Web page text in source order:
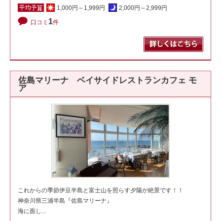
1,000円～1,999円
2,000円～2,999円
口コミ 1件
佐島マリーナ ベイサイドレストランカフェ モ
ア
これからの季節伊豆半島と富士山を照らす夕陽が絶景です！！
神奈川県三浦半島『佐島マリーナ』
海に面し...